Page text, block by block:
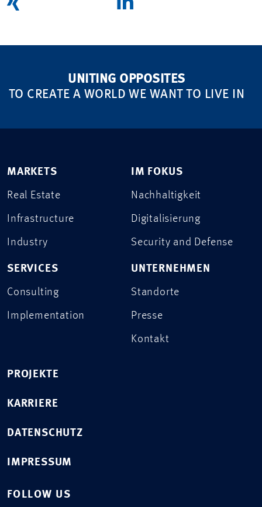
UNITING OPPOSITES
TO CREATE A WORLD WE WANT TO LIVE IN
MARKETS
Real Estate
Infrastructure
Industry
SERVICES
Consulting
Implementation
IM FOKUS
Nachhaltigkeit
Digitalisierung
Security and Defense
UNTERNEHMEN
Standorte
Presse
Kontakt
PROJEKTE
KARRIERE
DATENSCHUTZ
IMPRESSUM
FOLLOW US